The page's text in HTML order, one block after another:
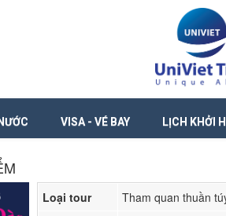
VISA - VÉ BAY LỊCH KHỞI
Loại tour
Tham quan thuần